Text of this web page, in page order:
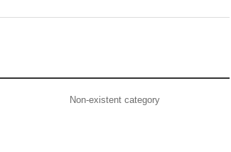
Non-existent category